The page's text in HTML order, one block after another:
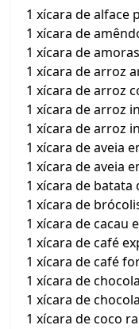
1 xícara de alface
1 xícara de
1 xícara de amoras
1 xícara de arroz
1 xícara de arroz
1 xícara de arroz
1 xícara de arroz
1 xícara de aveia
1 xícara de aveia
1 xícara de batata
1 xícara de
1 xícara de cacau
1 xícara de café
1 xícara de café
1 xícara de
1 xícara de
1 xícara de coco